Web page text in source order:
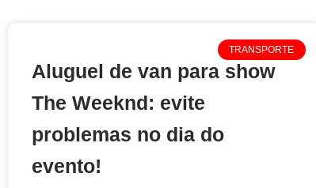
TRANSPORTE
Aluguel de van para show
The Weeknd: evite
problemas no dia do
evento!